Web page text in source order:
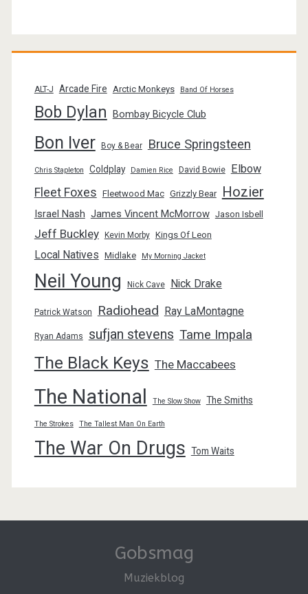
ALT-J Arcade Fire Arctic Monkeys Band Of Horses
Bob Dylan Bombay Bicycle Club
Bon Iver Boy & Bear Bruce Springsteen
Chris Stapleton Coldplay Damien Rice David Bowie Elbow
Fleet Foxes Fleetwood Mac Grizzly Bear Hozier
Israel Nash James Vincent McMorrow Jason Isbell
Jeff Buckley Kevin Morby Kings Of Leon
Local Natives Midlake My Morning Jacket
Neil Young Nick Cave Nick Drake
Patrick Watson Radiohead Ray LaMontagne
Ryan Adams sufjan stevens Tame Impala
The Black Keys The Maccabees
The National The Slow Show The Smiths
The Strokes The Tallest Man On Earth
The War On Drugs Tom Waits
Gobsmag
Muziekblog